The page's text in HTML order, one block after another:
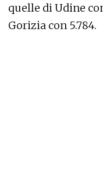
quelle di Udine
Gorizia con 5.784.